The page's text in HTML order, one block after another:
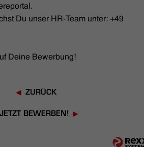
Du unser HR-Team unter: +49
Deine Bewerbung!
ZURÜCK
JETZT BEWERBEN!